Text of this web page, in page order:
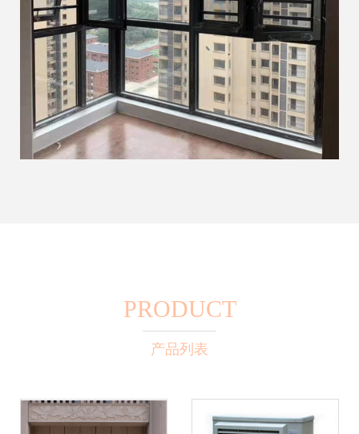
PRODUCT
产品列表